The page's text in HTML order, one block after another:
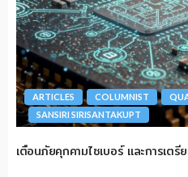
ARTICLES COLUMNIST
SANSIRI SIRISANTAKUPT
เตือนภัยคุกคามไซเบอร์ และการเต